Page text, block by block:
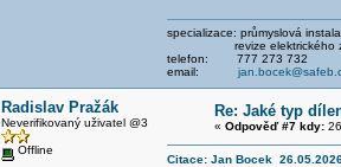
specializace: průmyslová
revize elektrického
telefon: 777 273 732
email:
Radislav Pražák
Neverifikovaný uživatel @3
Offline
Re: Jaké typ
« Odpověď #7 kdy:
Citace: Jan Bocek